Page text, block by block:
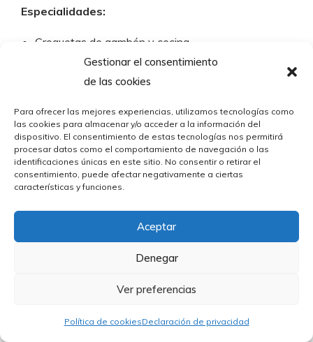
Gestionar el consentimiento
de las cookies
Para ofrecer las mejores experiencias, utilizamos tecnologías como
las cookies para almacenar y/o acceder a la información del
dispositivo. El consentimiento de estas tecnologías nos permitirá
procesar datos como el comportamiento de navegación o las
identificaciones únicas en este sitio. No consentir o retirar el
consentimiento, puede afectar negativamente a ciertas
características y funciones.
Aceptar
Denegar
Ver preferencias
Política de cookiesDeclaración de privacidad
Especialidades:
Croquetas de gambón y cecina
Ensaladilla de gambas al ajillo
Tataki de salmón con guacamole
Ubicado en:C. Peña Herbosa, 13, 39003